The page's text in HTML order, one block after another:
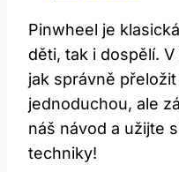
Pinwheel je
děti, tak i dospělí.
jak správně
jednoduchou, ale
náš návod a užijte
techniky!